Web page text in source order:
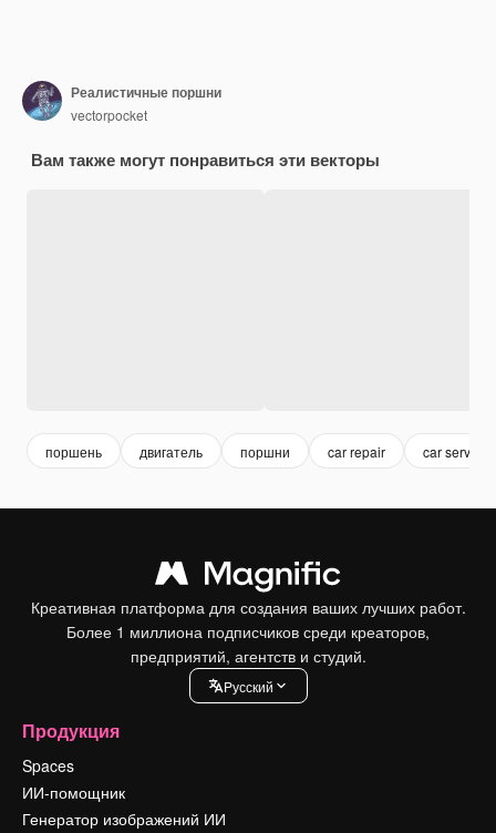
Реалистичные поршни
vectorpocket
Вам также могут понравиться эти векторы
поршень двигатель поршни car repair car service
Креативная платформа для создания ваших лучших работ.
Более 1 миллиона подписчиков среди креаторов,
предприятий, агентств и студий.
Pусский
Продукция
Spaces
ИИ-помощник
Генератор изображений ИИ